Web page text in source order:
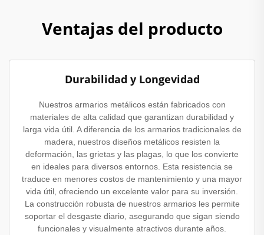
Ventajas del producto
Durabilidad y Longevidad
Nuestros armarios metálicos están fabricados con
materiales de alta calidad que garantizan durabilidad y
larga vida útil. A diferencia de los armarios tradicionales de
madera, nuestros diseños metálicos resisten la
deformación, las grietas y las plagas, lo que los convierte
en ideales para diversos entornos. Esta resistencia se
traduce en menores costos de mantenimiento y una mayor
vida útil, ofreciendo un excelente valor para su inversión.
La construcción robusta de nuestros armarios les permite
soportar el desgaste diario, asegurando que sigan siendo
funcionales y visualmente atractivos durante años.